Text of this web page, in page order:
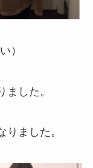
）
した。
ました。